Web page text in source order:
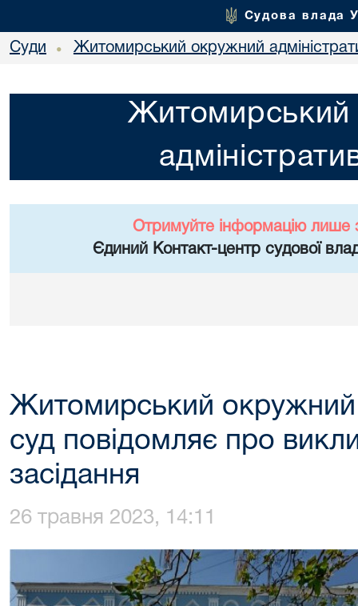
Судова влада
Суди • Житомирський окружний
Житомирський
Отримуйте інформацію лише
Єдиний Контакт-центр судової
Житомирський окружний
суд повідомляє про
засідання
26 травня 2023, 14:11